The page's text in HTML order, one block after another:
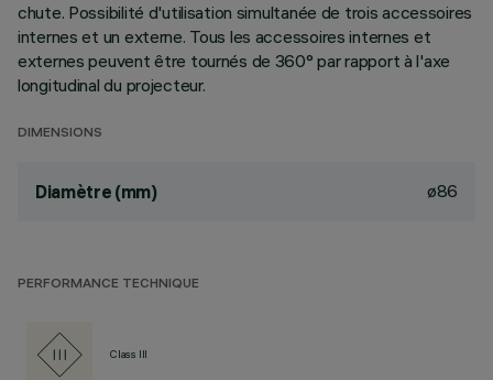
chute. Possibilité d'utilisation simultanée de trois accessoires
internes et un externe. Tous les accessoires internes et
externes peuvent être tournés de 360° par rapport à l'axe
longitudinal du projecteur.
DIMENSIONS
Diamètre (mm) ø86
PERFORMANCE TECHNIQUE
Class III